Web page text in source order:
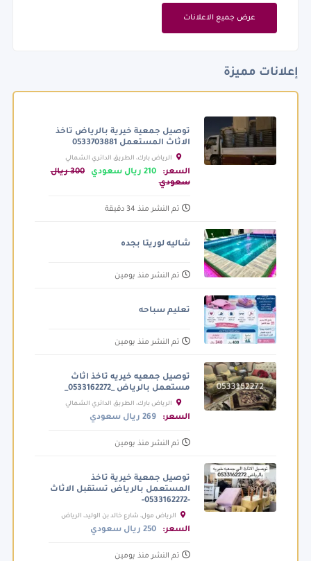
عرض جميع الاعلانات
إعلانات مميزة
توصيل جمعية خيرية بالرياض تاخذ
الاثاث المستعمل 0533703881
الرياض بارك، الطريق الدائري الشمالي
الفرعي، الرياض السعودية
السعر: 210 ريال سعودي
300 ريال
سعودي
تم النشر منذ 34 دقيقة
شاليه لوريتا بجده
تم النشر منذ يومين
تعليم سباحه
تم النشر منذ يومين
توصيل جمعيه خيريه تاخذ اثاث
مستعمل بالرياض _0533162272_
الرياض بارك، الطريق الدائري الشمالي
الفرعي، الرياض السعودية
السعر: 269 ريال سعودي
تم النشر منذ يومين
توصيل جمعية خيرية تاخذ
المستعمل بالرياض تستقبل الاثاث
-0533162272-
الرياض مول، شارع خالد بن الوليد، الرياض
السعودية
السعر: 250 ريال سعودي
تم النشر منذ يومين